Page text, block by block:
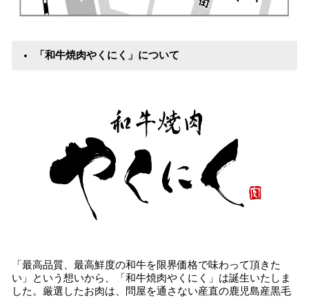
「和牛焼肉やくにく」について
「最高品質、最高鮮度の和牛を限界価格で味わって頂きた
い」という想いから、「和牛焼肉やくにく」は誕生いたしま
した。厳選したお肉は、問屋を通さない産直の鹿児島産黒毛